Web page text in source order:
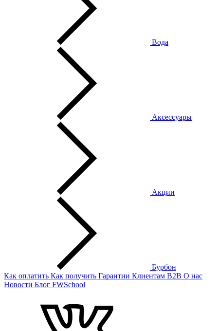
Вода
Аксессуары
Акции
Бурбон
Как оплатить Как получить Гарантии Клиентам B2B О нас
Новости Блог FWSchool